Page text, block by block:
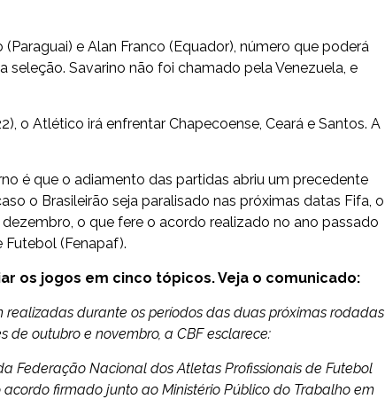
e Alan Franco (Equador), número que poderá
Savarino não foi chamado pela Venezuela, e
o Atlético irá enfrentar Chapecoense, Ceará e Santos. A
é que o adiamento das partidas abriu um precedente
o Brasileirão seja paralisado nas próximas datas Fifa, o
o que fere o acordo realizado no ano passado
Futebol (Fenapaf).
os jogos em cinco tópicos. Veja o comunicado:
realizadas durante os períodos das duas próximas rodadas
de outubro e novembro, a CBF esclarece:
Federação Nacional dos Atletas Profissionais de Futebol
firmado junto ao Ministério Público do Trabalho em